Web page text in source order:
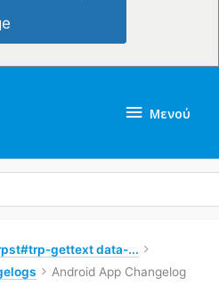
Μενού
gettext data-...
Android App Changelog